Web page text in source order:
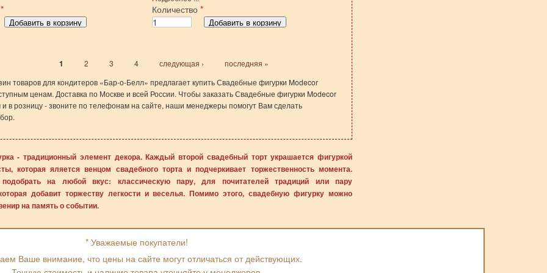
* Количество *
1 2 3 4 следующая ›
последняя »
товаров для кондитеров «Бар-о-Белл» предлагает купить Свадебные фигурки Modecor
ценам. Доставка по Москве и всей России. Чтобы заказать Свадебные фигурки Modecor
в розницу - звоните по телефонам на сайте, наши менеджеры помогут Вам сделать
- традиционный элемент декора. Каждый второй свадебный торт украшается фигуркой
которая яляется венцом свадебного торта и подчеркивает торжественность момента.
подобрать на любой вкус: классическую пару, для почитателей традиций или пару
добавит торжеству легкости и веселья. Помимо этого, свадебную фигурку можно
на память о событии.
* Уважаемые покупатели!
Ваше внимание, что цены на сайте могут отличаться от действующих.